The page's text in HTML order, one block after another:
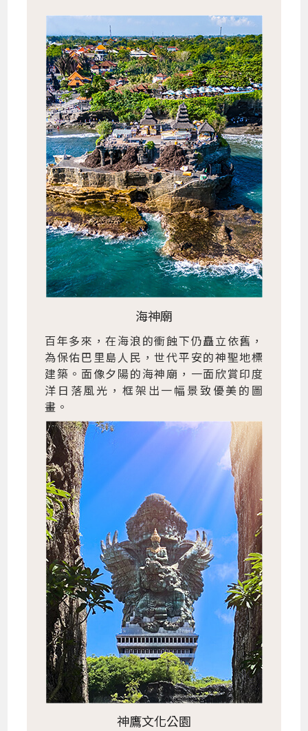
海神廟
百年多來，在海浪的衝蝕下仍矗立依舊，
為保佑巴里島人民，世代平安的神聖地標
建築。面像夕陽的海神廟，一面欣賞印度
洋日落風光，框架出一幅景致優美的圖
畫。
神鷹文化公園